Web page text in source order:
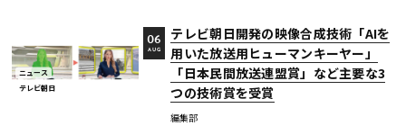
ニュース
テレビ朝日
テレビ朝日開発の映像合成技術「AIを
用いた放送用ヒューマンキーヤー」
「日本民間放送連盟賞」など主要な3
つの技術賞を受賞
編集部
06
AUG